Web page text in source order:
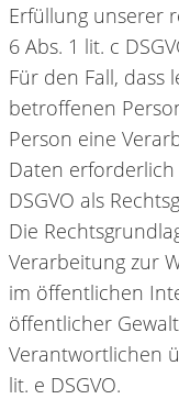
Erfüllung unserer
6 Abs. 1 lit. c
Für den Fall, dass
betroffenen
Person eine
Daten erforderlich
DSGVO als
Die
Verarbeitung zur
im öffentlichen
öffentlicher
Verantwortlichen
lit. e DSGVO.